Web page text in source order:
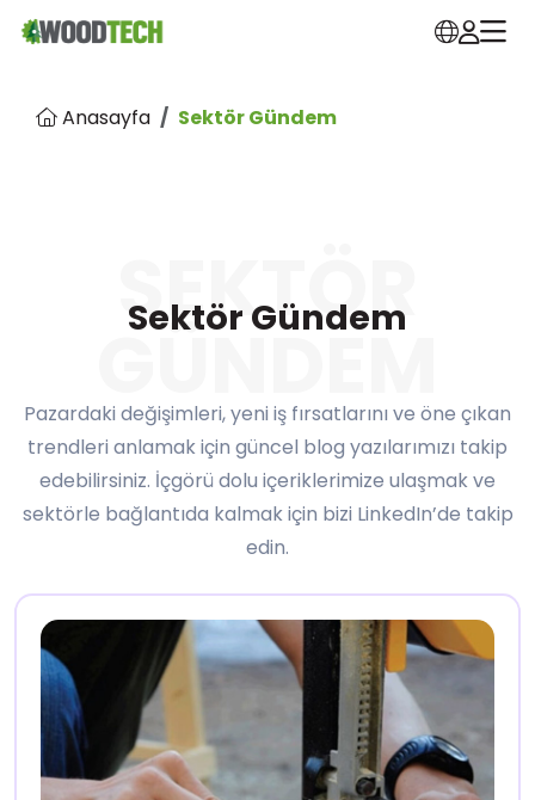
Anasayfa Sektör Gündem
Sektör Gündem
SEKTÖR
GÜNDEM
Pazardaki değişimleri, yeni iş fırsatlarını ve öne çıkan
trendleri anlamak için güncel blog yazılarımızı takip
edebilirsiniz. İçgörü dolu içeriklerimize ulaşmak ve
sektörle bağlantıda kalmak için bizi LinkedIn’de takip
edin.